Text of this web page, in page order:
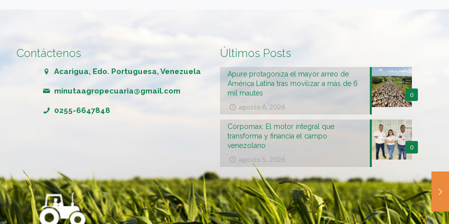
Contáctenos
Acarigua, Edo. Portuguesa, Venezuela
minutaagropecuaria@gmail.com
0255-6647848
Últimos Posts
0
Apure protagoniza el mayor arreo de
América Latina tras movilizar a más de 6
mil mautes
agosto 6, 2026
0
Corpomax: El motor integral que
transforma y financia el campo
venezolano
agosto 5, 2026